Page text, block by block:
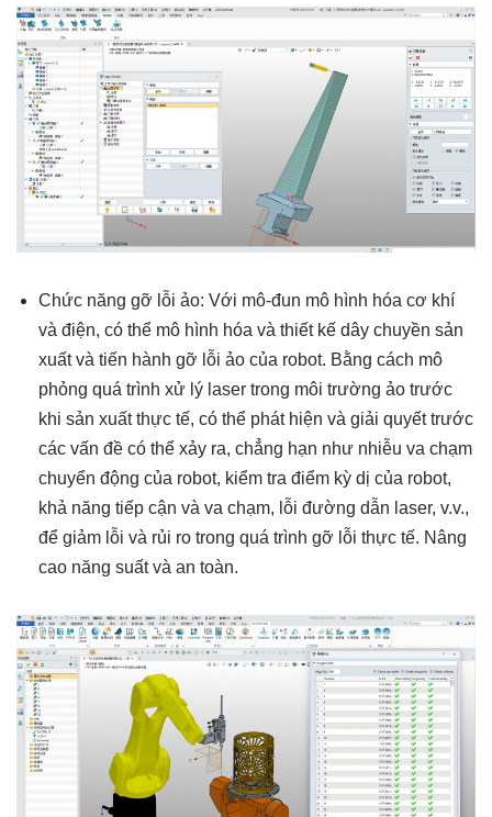
Chức năng gỡ lỗi ảo: Với mô-đun mô hình hóa cơ khí
và điện, có thể mô hình hóa và thiết kế dây chuyền sản
xuất và tiến hành gỡ lỗi ảo của robot. Bằng cách mô
phỏng quá trình xử lý laser trong môi trường ảo trước
khi sản xuất thực tế, có thể phát hiện và giải quyết trước
các vấn đề có thể xảy ra, chẳng hạn như nhiễu va chạm
chuyển động của robot, kiểm tra điểm kỳ dị của robot,
khả năng tiếp cận và va chạm, lỗi đường dẫn laser, v.v.,
để giảm lỗi và rủi ro trong quá trình gỡ lỗi thực tế. Nâng
cao năng suất và an toàn.